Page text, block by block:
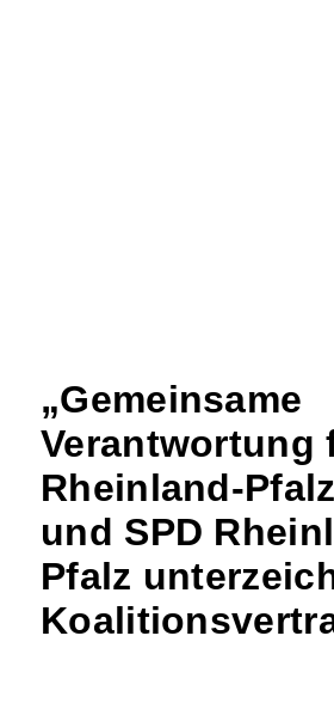
„Gemeinsame
Verantwortung
Rheinland-
und SPD
Pfalz